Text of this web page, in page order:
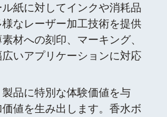
紙に対してインクや消耗品
なレーザー加工技術を提供
材への刻印、マーキング、
いアプリケーションに対応
品に特別な体験価値を与
値を生み出します。香水ボ